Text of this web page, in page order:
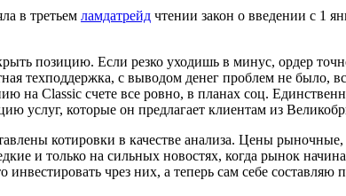
в третьем ламдатрейд чтении закон о введении с 1
позицию. Если резко уходишь в минус, ордер
техподдержка, с выводом денег проблем не было,
на Classic счете все ровно, в планах соц.
услуг, которые он предлагает клиентам из
котировки в качестве анализа. Цены
и только на сильных новостях, когда рынок
чрез них, а теперь сам себе